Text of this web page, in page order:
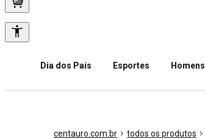
Dia dos Pais Esportes Homens
centauro.com.br todos os produtos